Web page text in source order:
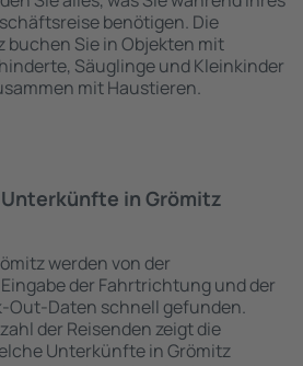
benötigen. Die
Sie in Objekten mit
Säuglinge und Kleinkinder
mit Haustieren.
in Grömitz
werden von der
der Fahrtrichtung und der
Out-Daten schnell gefunden.
der Reisenden zeigt die
Unterkünfte in Grömitz